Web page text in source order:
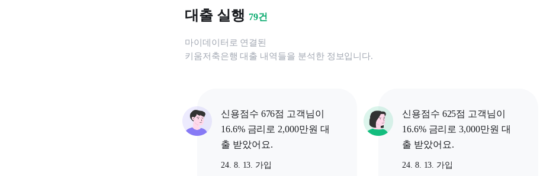
대출 실행 79건
마이데이터로 연결된
키움저축은행 대출 내역들을 분석한 정보입니다.
신용점수 676점 고객님이
16.6% 금리로 2,000만원 대
출 받았어요.
24. 8. 13. 가입
신용점수 625점 고객님이
16.6% 금리로 3,000만원 대
출 받았어요.
24. 8. 13. 가입